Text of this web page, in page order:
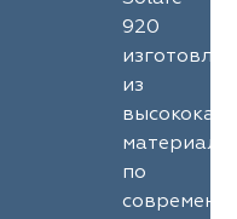
920
из
по